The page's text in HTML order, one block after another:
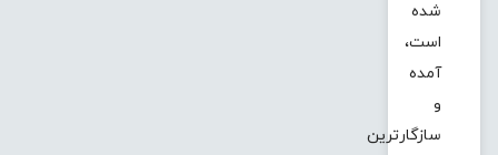
شده
است،
آمده
و
سازگارترین